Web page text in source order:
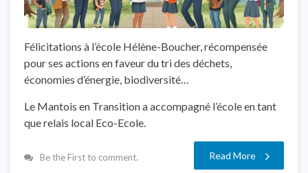
Félicitations à l’école Hélène-Boucher, récompensée
pour ses actions en faveur du tri des déchets,
économies d’énergie, biodiversité…
Le Mantois en Transition a accompagné l’école en tant
que relais local Eco-Ecole.
Be the First to comment. Read More